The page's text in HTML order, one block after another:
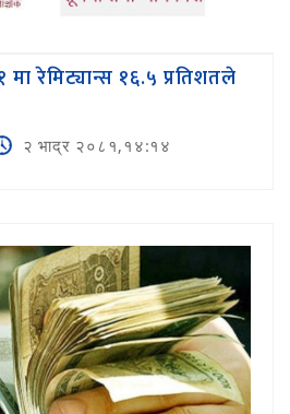
रेमिट्यान्स १६.५ प्रतिशतले
२ भाद्र २०८१,१४:१४